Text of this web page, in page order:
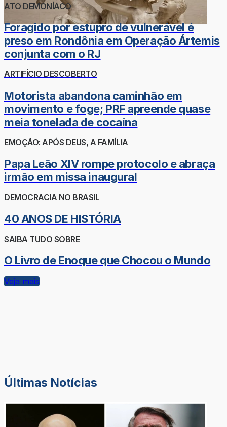
ATO DEMONÍACO
Foragido por estupro de vulnerável é
preso em Rondônia em Operação Ártemis
conjunta com o RJ
ARTIFÍCIO DESCOBERTO
Motorista abandona caminhão em
movimento e foge; PRF apreende quase
meia tonelada de cocaína
EMOÇÃO: APÓS DEUS, A FAMÍLIA
Papa Leão XIV rompe protocolo e abraça
irmão em missa inaugural
DEMOCRACIA NO BRASIL
40 ANOS DE HISTÓRIA
SAIBA TUDO SOBRE
O Livro de Enoque que Chocou o Mundo
Veja mais
Últimas Notícias